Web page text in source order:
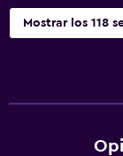
Mostrar los 118